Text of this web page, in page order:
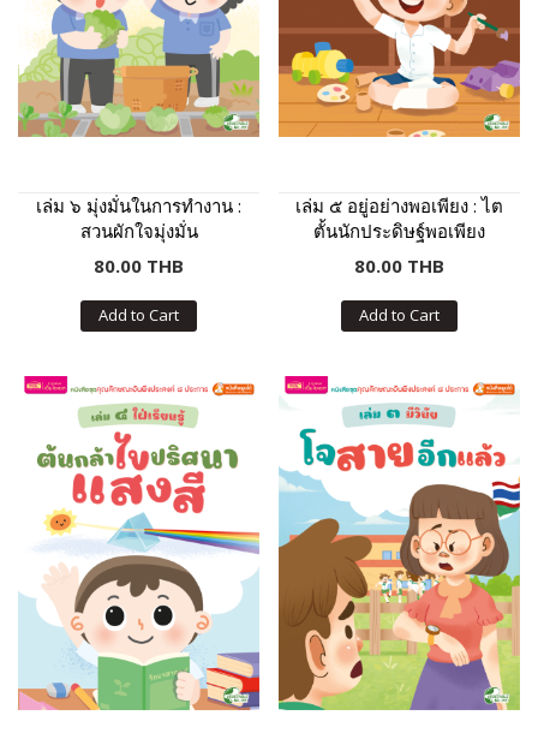
เล่ม ๖ มุ่งมั่นในการทำงาน :
สวนผักใจมุ่งมั่น
80.00 THB
Add to Cart
เล่ม ๕ อยู่อย่างพอเพียง : ไต
ตั้นนักประดิษฐ์พอเพียง
80.00 THB
Add to Cart